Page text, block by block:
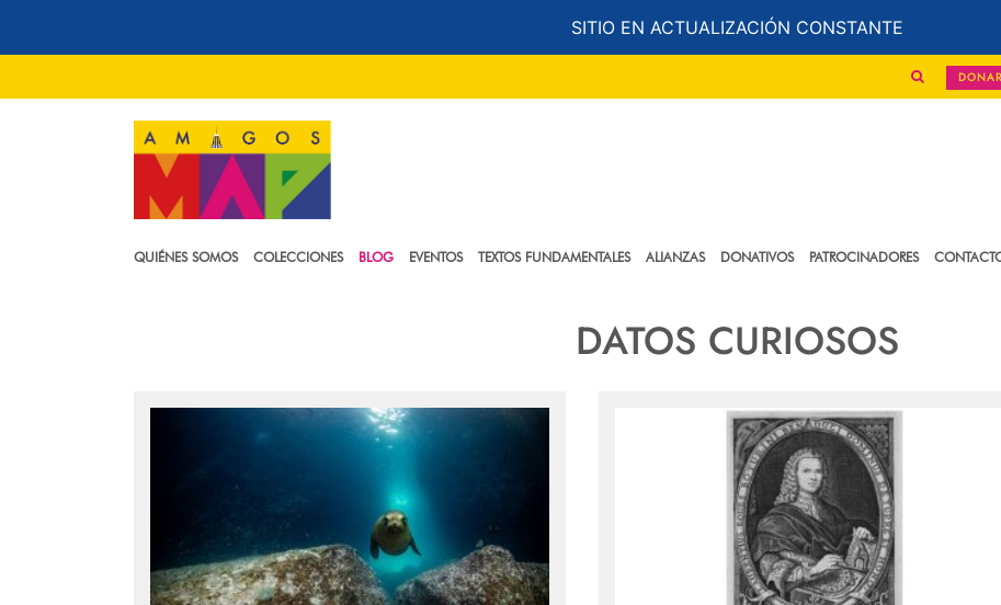
SITIO EN ACTUALIZACIÓN CONSTANTE
DONAR
QUIÉNES SOMOS COLECCIONES BLOG EVENTOS TEXTOS FUNDAMENTALES ALIANZAS DONATIVOS PATROCINADORES
DATOS CURIOSOS